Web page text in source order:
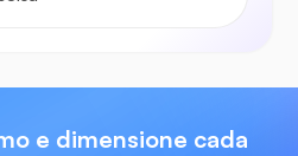
e dimensione cada